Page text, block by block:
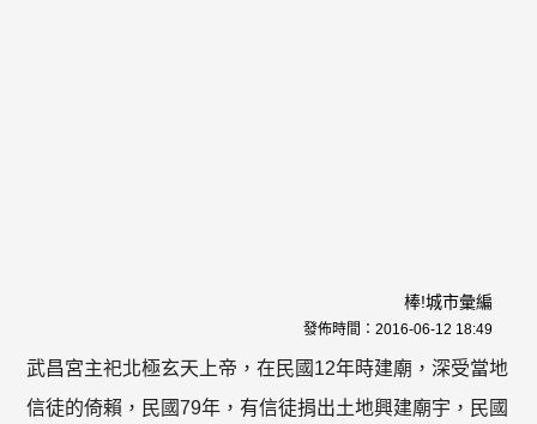
棒!城市彙編
發佈時間： 2016-06-12 18:49
武昌宮主祀北極玄天上帝，在民國12年時建廟，深受當地
信徒的倚賴，民國79年，有信徒捐出土地興建廟宇，民國